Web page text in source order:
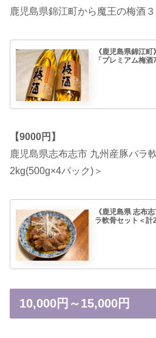
鹿児島県錦江町から魔王の梅酒
《鹿児島県錦江
「プレミアム梅
【9000円】
鹿児島県志布志市 九州産豚バラ
2kg(500g×4パック)＞
《鹿児島県 志布
ラ軟骨セット＜
10,000円～15,000円